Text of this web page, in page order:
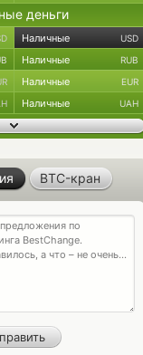
деньги
Наличные USD
Наличные RUB
Наличные EUR
Наличные UAH
BTC-кран